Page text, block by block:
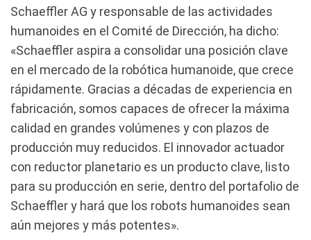
Schaeffler AG y responsable de las actividades
humanoides en el Comité de Dirección, ha dicho:
«Schaeffler aspira a consolidar una posición clave
en el mercado de la robótica humanoide, que crece
rápidamente. Gracias a décadas de experiencia en
fabricación, somos capaces de ofrecer la máxima
calidad en grandes volúmenes y con plazos de
producción muy reducidos. El innovador actuador
con reductor planetario es un producto clave, listo
para su producción en serie, dentro del portafolio de
Schaeffler y hará que los robots humanoides sean
aún mejores y más potentes».